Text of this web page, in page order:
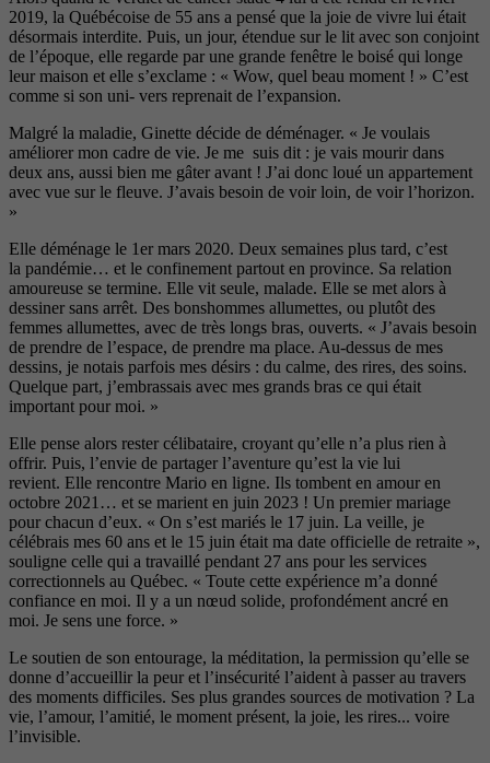
2019, la Québécoise de 55 ans a pensé que la joie de vivre lui était
désormais interdite. Puis, un jour, étendue sur le lit avec son conjoint
de l’époque, elle regarde par une grande fenêtre le boisé qui longe
leur maison et elle s’exclame : « Wow, quel beau moment ! » C’est
comme si son uni- vers reprenait de l’expansion.
Malgré la maladie, Ginette décide de déménager. « Je voulais
améliorer mon cadre de vie. Je me suis dit : je vais mourir dans
deux ans, aussi bien me gâter avant ! J’ai donc loué un appartement
avec vue sur le fleuve. J’avais besoin de voir loin, de voir l’horizon.
»
Elle déménage le 1er mars 2020. Deux semaines plus tard, c’est
la pandémie… et le confinement partout en province. Sa relation
amoureuse se termine. Elle vit seule, malade. Elle se met alors à
dessiner sans arrêt. Des bonshommes allumettes, ou plutôt des
femmes allumettes, avec de très longs bras, ouverts. « J’avais besoin
de prendre de l’espace, de prendre ma place. Au-dessus de mes
dessins, je notais parfois mes désirs : du calme, des rires, des soins.
Quelque part, j’embrassais avec mes grands bras ce qui était
important pour moi. »
Elle pense alors rester célibataire, croyant qu’elle n’a plus rien à
offrir. Puis, l’envie de partager l’aventure qu’est la vie lui
revient. Elle rencontre Mario en ligne. Ils tombent en amour en
octobre 2021… et se marient en juin 2023 ! Un premier mariage
pour chacun d’eux. « On s’est mariés le 17 juin. La veille, je
célébrais mes 60 ans et le 15 juin était ma date officielle de retraite »,
souligne celle qui a travaillé pendant 27 ans pour les services
correctionnels au Québec. « Toute cette expérience m’a donné
confiance en moi. Il y a un nœud solide, profondément ancré en
moi. Je sens une force. »
Le soutien de son entourage, la méditation, la permission qu’elle se
donne d’accueillir la peur et l’insécurité l’aident à passer au travers
des moments difficiles. Ses plus grandes sources de motivation ? La
vie, l’amour, l’amitié, le moment présent, la joie, les rires... voire
l’invisible.